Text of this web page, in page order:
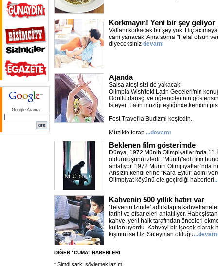
Google Arama
Korkmayın! Yeni bir şey geliyor
Vallahi korkacak bir şey yok. Hiç
canı yanacak. Ama sonra "Helal olsun
diyeceksiniz devamı
Ajanda
Salsa ateşi sizi de yakacak
Olimpia Wish'teki Latin Geceleri'nin
Ödüllü dansçı ve öğrencilerinin
İsteyen Latin müziği eşliğinde kendini
Fest Travel'la Budizmi keşfedin.
Müzikle terapi...devamı
Beklenen film gösterimde
Dünya, 1972 Münih Olimpiyatları'nda 11
öldürülüşünü izledi. "Münih"adlı film
anlatıyor. 1972 Münih Olimpiyatları'nda
Ansızın kendilerine "Kara Eylül" adını
Olimpiyat köyünü ele geçirdiği haberleri
Kahvenin 500 yıllık hatırı var
'Telvenin İzinde' adlı kitapta
tarihi ve efsaneleri anlatılıyor.
kahve, yerli halk tarafından önceleri
kullanılıyordu. Kahveyi bir içecek olarak
kişinin ise Hz. Süleyman olduğu...devamı
DİĞER "CUMA" HABERLERİ
Şimdi şarkı söylemek lazım